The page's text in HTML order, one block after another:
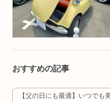
おすすめの記事
【父の日にも最適】いつでも